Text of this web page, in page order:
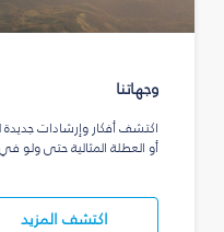
وجهاتنا
اكتشف أفكار وإرشادات
أو العطلة المثالية حتى ولو في
اكتشف المزيد